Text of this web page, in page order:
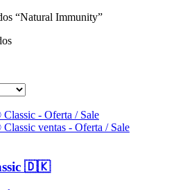
“Natural Immunity”
🇩🇰